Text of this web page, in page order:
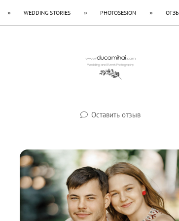
WEDDING STORIES PHOTOSESION
Оставить отзыв